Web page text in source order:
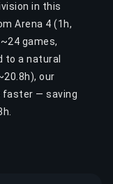
in this
Arena 4 (1h,
games,
to a natural
our
faster — saving